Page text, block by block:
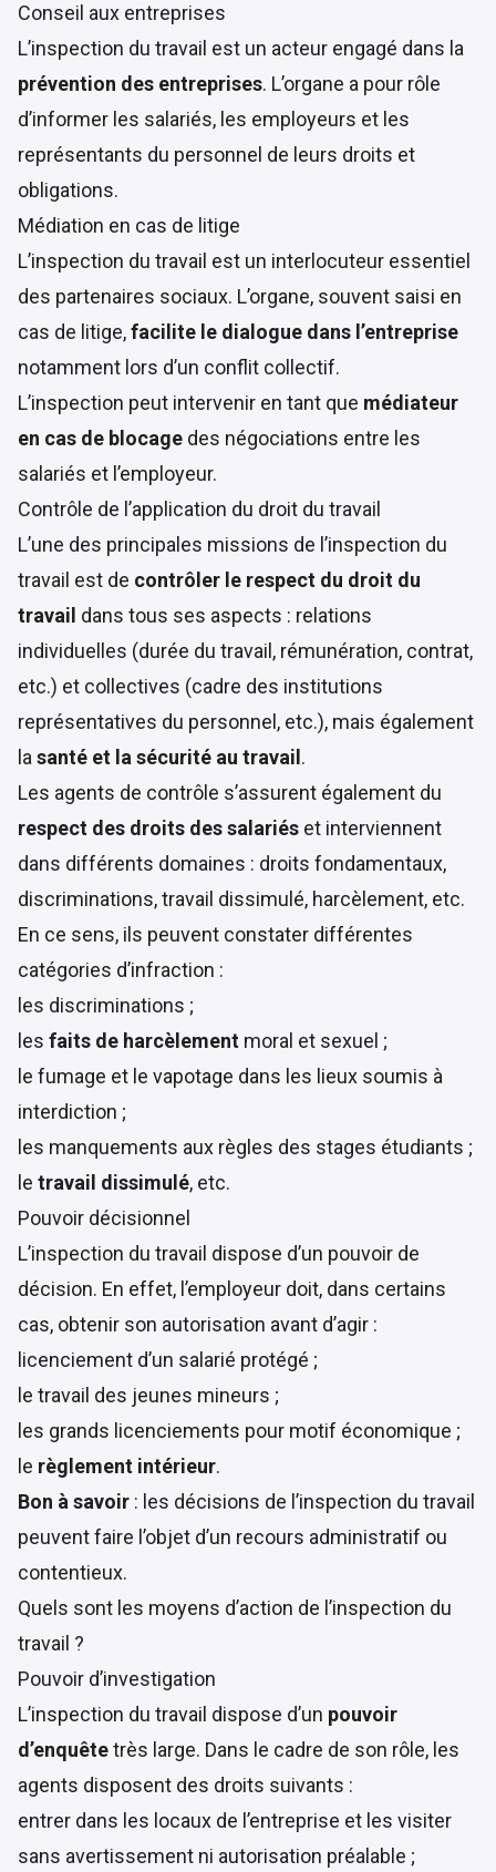
Conseil aux entreprises
L’inspection du travail est un acteur engagé dans la
prévention des entreprises. L’organe a pour rôle
d’informer les salariés, les employeurs et les
représentants du personnel de leurs droits et
obligations.
Médiation en cas de litige
L’inspection du travail est un interlocuteur essentiel
des partenaires sociaux. L’organe, souvent saisi en
cas de litige,facilite le dialogue dans l’entreprise
notamment lors d’un conflit collectif.
L’inspection peut intervenir en tant que médiateur
en cas de blocage des négociations entre les
salariés et l’employeur.
Contrôle de l’application du droit du travail
L’une des principales missions de l’inspection du
travail est de contrôler le respect du droit du
travail dans tous ses aspects : relations
individuelles (durée du travail, rémunération, contrat,
etc.) et collectives (cadre des institutions
représentatives du personnel, etc.), mais également
la santé et la sécurité au travail .
Les agents de contrôle s’assurent également du
respect des droits des salariés et interviennent
dans différents domaines : droits fondamentaux,
discriminations, travail dissimulé, harcèlement, etc.
En ce sens, ils peuvent constater différentes
catégories d’infraction :
les discriminations ;
les faits de harcèlement moral et sexuel ;
le fumage et le vapotage dans les lieux soumis à
interdiction ;
les manquements aux règles des stages étudiants ;
le travail dissimulé, etc.
Pouvoir décisionnel
L’inspection du travail dispose d’un pouvoir de
décision. En effet, l’employeur doit, dans certains
cas, obtenir son autorisation avant d’agir :
licenciement d’un salarié protégé ;
le travail des jeunes mineurs ;
les grands licenciements pour motif économique ;
le règlement intérieur.
Bon à savoir : les décisions de l’inspection du travail
peuvent faire l’objet d’un recours administratif ou
contentieux.
Quels sont les moyens d’action de l’inspection du
travail ?
Pouvoir d’investigation
L’inspection du travail dispose d’un pouvoir
d’enquêtetrès large. Dans le cadre de son rôle, les
agents disposent des droits suivants :
entrer dans les locaux de l’entreprise et les visiter
sans avertissement ni autorisation préalable ;